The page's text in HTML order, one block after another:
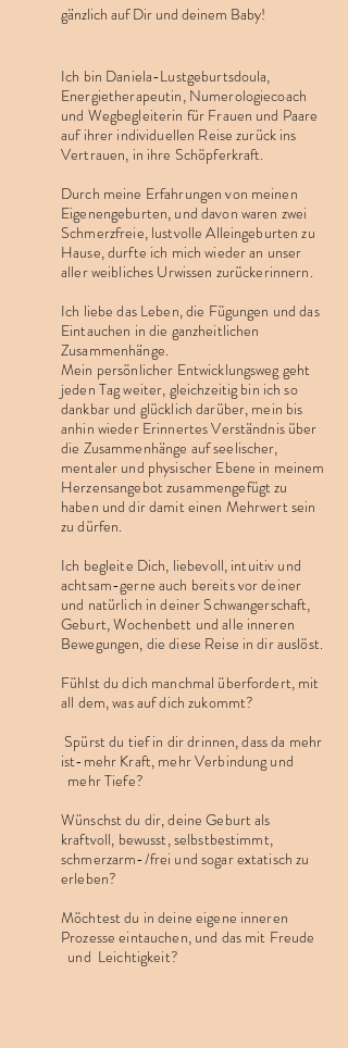
gänzlich auf Dir und deinem Baby!
Ich bin Daniela-Lustgeburtsdoula,
Energietherapeutin, Numerologiecoach
und Wegbegleiterin für Frauen und Paare
auf ihrer individuellen Reise zurück ins
Vertrauen, in ihre Schöpferkraft.
Durch meine Erfahrungen von meinen
Eigenengeburten, und davon waren zwei
Schmerzfreie, lustvolle Alleingeburten zu
Hause, durfte ich mich wieder an unser
aller weibliches Urwissen zurückerinnern.
Ich liebe das Leben, die Fügungen und das
Eintauchen in die ganzheitlichen
Zusammenhänge.
Mein persönlicher Entwicklungsweg geht
jeden Tag weiter, gleichzeitig bin ich so
dankbar und glücklich darüber, mein bis
anhin wieder Erinnertes Verständnis über
die Zusammenhänge auf seelischer,
mentaler und physischer Ebene in meinem
Herzensangebot zusammengefügt zu
haben und dir damit einen Mehrwert sein
zu dürfen.
Ich begleite Dich, liebevoll, intuitiv und
achtsam-gerne auch bereits vor deiner
und natürlich in deiner Schwangerschaft,
Geburt, Wochenbett und alle inneren
Bewegungen, die diese Reise in dir auslöst.
Fühlst du dich manchmal überfordert, mit
all dem, was auf dich zukommt?
Spürst du tief in dir drinnen, dass da mehr
ist-mehr Kraft, mehr Verbindung und
mehr Tiefe?
Wünschst du dir, deine Geburt als
kraftvoll, bewusst, selbstbestimmt,
schmerzarm-/frei und sogar extatisch zu
erleben?
Möchtest du in deine eigene inneren
Prozesse eintauchen, und das mit Freude
und Leichtigkeit?